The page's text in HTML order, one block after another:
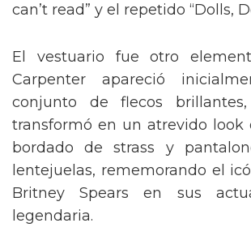
can’t read” y el repetido “Dolls,
El vestuario fue otro
Carpenter apareció
conjunto de flecos
transformó en un atrevido look
bordado de strass y
lentejuelas, rememorando el
Britney Spears en sus
legendaria.